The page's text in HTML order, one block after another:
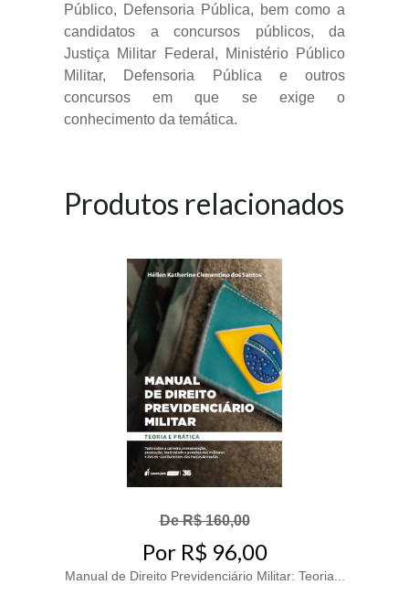
Público, Defensoria Pública, bem como a
candidatos a concursos públicos, da
Justiça Militar Federal, Ministério Público
Militar, Defensoria Pública e outros
concursos em que se exige o
conhecimento da temática.
Produtos relacionados
De R$ 160,00
Por R$ 96,00
Manual de Direito Previdenciário Militar: Teoria...